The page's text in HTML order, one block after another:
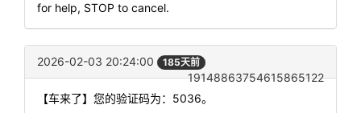
for help, STOP to cancel.
2026-02-03 20:24:00 185天前
19148863754615865122
【车来了】您的验证码为：5036。